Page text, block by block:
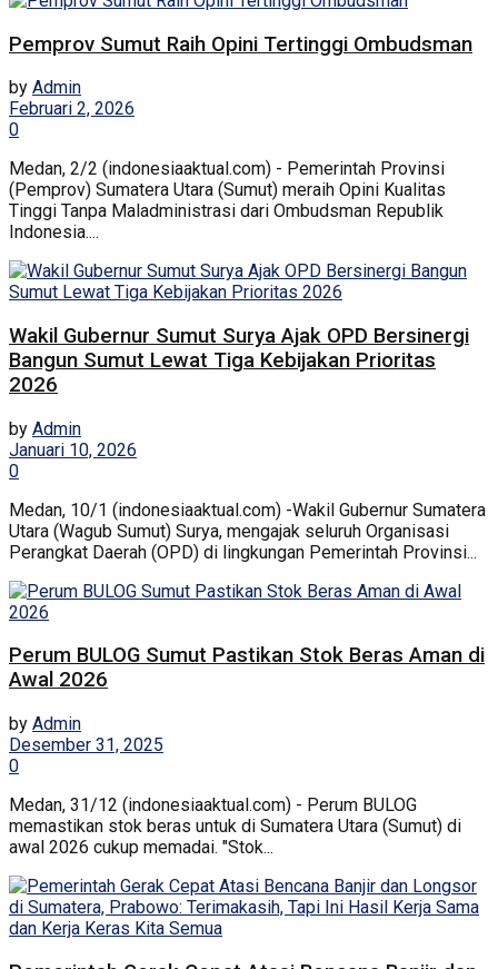
Pemprov Sumut Raih Opini Tertinggi Ombudsman
by Admin
Februari 2, 2026
0
Medan, 2/2 (indonesiaaktual.com) - Pemerintah Provinsi
(Pemprov) Sumatera Utara (Sumut) meraih Opini Kualitas
Tinggi Tanpa Maladministrasi dari Ombudsman Republik
Indonesia....
Wakil Gubernur Sumut Surya Ajak OPD Bersinergi
Bangun Sumut Lewat Tiga Kebijakan Prioritas
2026
by Admin
Januari 10, 2026
0
Medan, 10/1 (indonesiaaktual.com) -Wakil Gubernur Sumatera
Utara (Wagub Sumut) Surya, mengajak seluruh Organisasi
Perangkat Daerah (OPD) di lingkungan Pemerintah Provinsi...
Perum BULOG Sumut Pastikan Stok Beras Aman di
Awal 2026
by Admin
Desember 31, 2025
0
Medan, 31/12 (indonesiaaktual.com) - Perum BULOG
memastikan stok beras untuk di Sumatera Utara (Sumut) di
awal 2026 cukup memadai. "Stok...